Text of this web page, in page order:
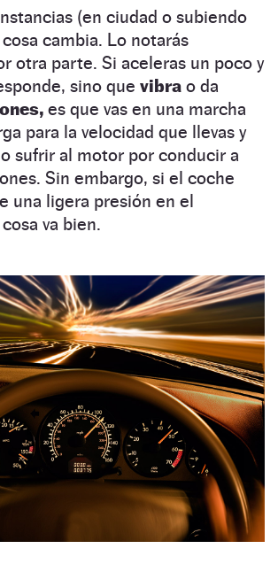
(en ciudad o subiendo
cambia. Lo notarás
otra parte. Si aceleras un poco y
sino que vibra o da
es que vas en una marcha
para la velocidad que llevas y
sufrir al motor por conducir a
Sin embargo, si el coche
una ligera presión en el
va bien.